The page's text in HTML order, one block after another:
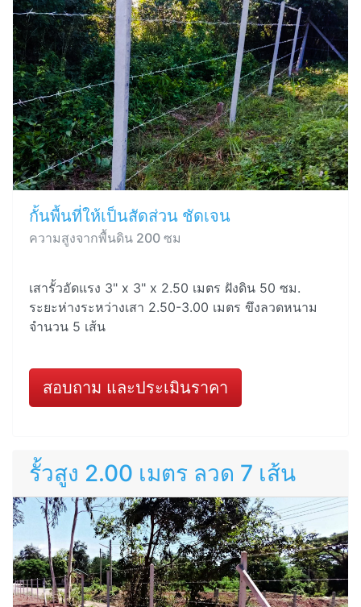
กั้นพื้นที่ให้เป็นสัดส่วน ชัดเจน
ความสูงจากพื้นดิน 200 ซม
เสารั้วอัดแรง 3" x 3" x 2.50 เมตร ฝังดิน 50 ซม.
ระยะห่างระหว่างเสา 2.50-3.00 เมตร ขึงลวดหนาม
จำนวน 5 เส้น
สอบถาม และประเมินราคา
รั้วสูง 2.00 เมตร ลวด 7 เส้น